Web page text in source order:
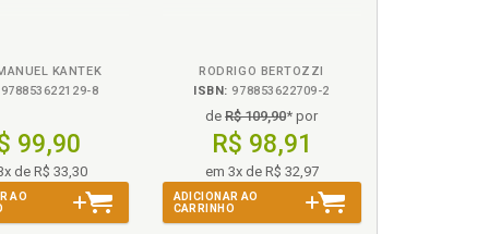
KANTEK
8
99,90
de R$ 33,30
AO
RODRIGO BERTOZZI
ISBN: 978853622709-2
deR$ 109,90* por
R$ 98,91
em 3x de R$ 32,97
ADICIONAR AO
CARRINHO